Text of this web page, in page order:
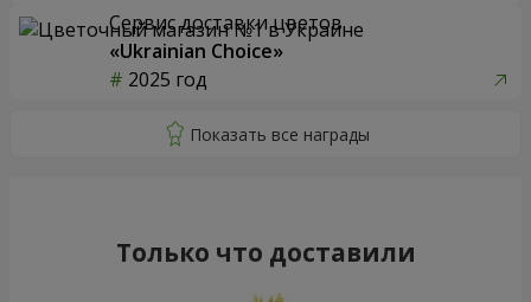
Сервис доставки цветов
«Ukrainian Choice»
2025 год
Только что доставили